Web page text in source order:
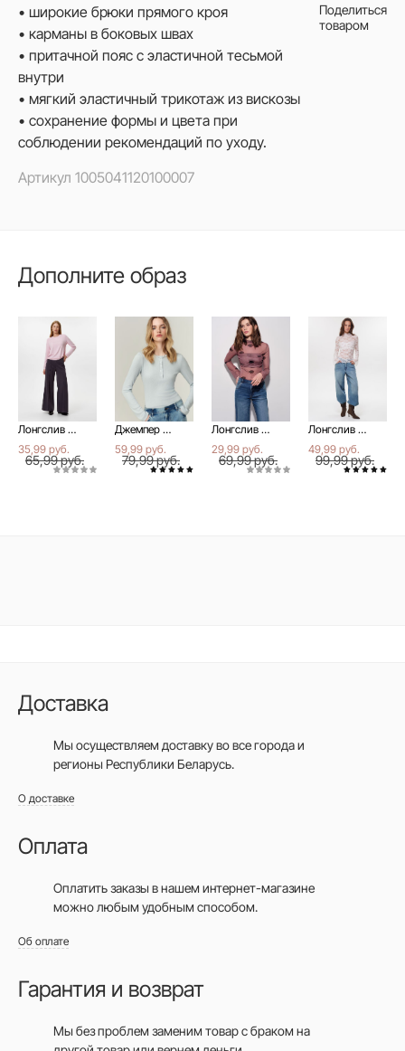
• широкие брюки прямого кроя
• карманы в боковых швах
• притачной пояс с эластичной тесьмой
внутри
• мягкий эластичный трикотаж из вискозы
• сохранение формы и цвета при
соблюдении рекомендаций по уходу.
Артикул 1005041120100007
Поделиться
товаром
Дополните образ
Лонгслив свободного силуэта из мягкой вискозы LD 3296
35,99 руб.
65,99 руб.
Джемпер из вискозы в рубчик с планкой на пуговицах LD 3420
59,99 руб.
79,99 руб.
Лонгслив из сетки с драпировкой-бандо LD 3486
29,99 руб.
69,99 руб.
Лонгслив из кружева с драпировкой «бандо» LD 3491
49,99 руб.
99,99 руб.
Доставка
Мы осуществляем доставку во все городаи
регионы Республики Беларусь.
О доставке
Оплата
Оплатить заказы в нашем интернет-магазине
можно любым удобным способом.
Об оплате
Гарантия и возврат
Мы без проблем заменим товар с браком на